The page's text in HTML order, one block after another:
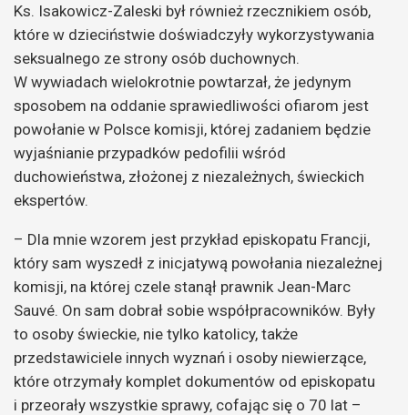
Ks. Isakowicz-Zaleski był również rzecznikiem osób,
które w dzieciństwie doświadczyły wykorzystywania
seksualnego ze strony osób duchownych.
W wywiadach wielokrotnie powtarzał, że jedynym
sposobem na oddanie sprawiedliwości ofiarom jest
powołanie w Polsce komisji, której zadaniem będzie
wyjaśnianie przypadków pedofilii wśród
duchowieństwa, złożonej z niezależnych, świeckich
ekspertów.
– Dla mnie wzorem jest przykład episkopatu Francji,
który sam wyszedł z inicjatywą powołania niezależnej
komisji, na której czele stanął prawnik Jean-Marc
Sauvé. On sam dobrał sobie współpracowników. Były
to osoby świeckie, nie tylko katolicy, także
przedstawiciele innych wyznań i osoby niewierzące,
które otrzymały komplet dokumentów od episkopatu
i przeorały wszystkie sprawy, cofając się o 70 lat –